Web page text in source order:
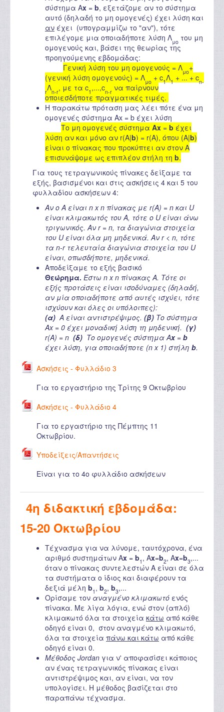
σύστημα Ax = b, εξετάζομε αν το σύστημα
αυτό (δηλαδή το μη ομογενές) έχει λύση και
αν έχει (υπογραμμίζω το "αν"), τότε
επιλέγομε μια οποιαδήποτε λύση Λμο του μη
ομογενούς και, βάσει της θεωρίας της
προηγούμενης εβδομάδας:
Γενική λύση του μη ομογενούς = Λμο+
(γενική λύση ομογενούς) = Λμο + c1Λ1 + ... + cn-
rΛn-r, με τα c1 ,...,cn-r να παίρνουν
οποιεσδήποτε πραγματικές τιμές.
Η παρακάτω πρόταση μας λέει πότε ένα μη
ομογενές σύστημα Ax = b έχει λύση
Το μη ομογενές σύστημα Ax = b έχει
λύση αν και μόνο αν r(A|b) = r(A), όπου (A|b)
είναι ο πίνακας που προκύπτει αν στον A
επισυνάψομε ως επιπλέον στήλη τη b.
Για τους τετραγωνικούς πίνακες δείξαμε τα
εξής, βασισμένοι και στις ασκήσεις 4 και 5 του
φυλλαδίου ασκήσεων 4:
Αν ο A είναι n x n πίνακας με r(A) = n και U
είναι κλιμακωτός του A, τότε ο U είναι άνω
τριγωνικός. Αν r = n, τα διαγώνια στοιχεία
του U είναι όλα μη μηδενικά. Αν r < n, τότε
τα n-r τελευταία διαγώνια στοιχεία του U
είναι, οπωσδήποτε, μηδενικά.
Αποδείξαμε το εξής βασικό
Θεώρημα. Έστω n x n πίνακας A. Τότε οι
εξής προτάσεις είναι ισοδύναμες (δηλαδή,
αν μία οποιαδήποτε από αυτές ισχύει, τότε
ισχύουν και όλες οι υπόλοιπες):
(α) A είναι αντιστρέψιμος. (β) Το σύστημα
Ax = 0 έχει μοναδική λύση τη μηδενική. (γ)
r(A) = n (δ) Το ομογενές σύστημα Ax= b
έχει λύση, για οποιαδήποτε (n x 1) στήλη b.
Ασκήσεις - Φυλλάδιο 3
Για το εργαστήριο της Τρίτης 9 Οκτωβρίου
Ασκήσεις - Φυλλάδιο 4
Για το εργαστήριο της Πέμπτης 11
Οκτωβρίου.
Υποδείξεις/Απαντήσεις
Είναι για το 4ο φυλλάδιο ασκήσεων
4η διδακτική εβδομάδα:
15-20 Οκτωβρίου
Τέχνασμα για να λύνομε, ταυτόχρονα, ένα
αριθμό συστημάτων Ax = b1 , Ax=b2, Ax=b3,...
όταν ο πίνακας συντελεστών A είναι σε όλα
τα συστήματα ο ίδιος και διαφέρουν τα
δεξιά μέλη b1 , b2, b3,...
Ορίσαμε τον αναγμένο κλιμακωτό ενός
πίνακα. Με λίγα λόγια, ενώ στον (απλό)
κλιμακωτό όλα τα στοιχεία κάτω από κάθε
οδηγό είναι 0, στον αναγμένο κλιμακωτό,
όλα τα στοιχεία πάνω και κάτω από κάθε
οδηγό είναι 0.
Μέθοδος Jordan για ν' αποφασίσει κάποιος
αν ένας τετραγωνικός πίνακας είναι
αντιστρέψιμος και, αν είναι, να τον
υπολογίσει. Η μέθοδος βασίζεται στο
παραπάνω τέχνασμα.